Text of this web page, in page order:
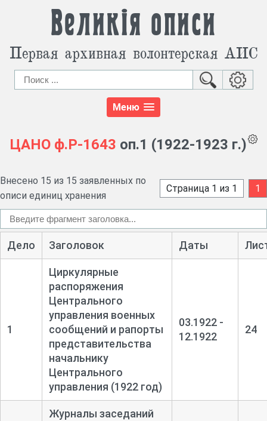
Великія описи
Первая архивная волонтерская АИС
Меню
ЦАНО ф.Р-1643 оп.1 (1922-1923 г.)
Внесено 15 из 15 заявленных по
описи единиц хранения
Страница 1 из 1 1
Дело Заголовок Даты
1
Циркулярные
распоряжения
Центрального
управления военных
сообщений и рапорты
представительства
начальнику
Центрального
управления (1922 год)
03.1922 -
12.1922
24
Журналы заседаний